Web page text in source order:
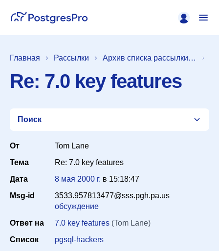
Главная Рассылки Архив списка рассылки [pgsql-hackers]
Re: 7.0 key features
Поиск
Период
От
Tom Lane
Тема
Re: 7.0 key features
Дата
8 мая 2000 г. в 15:18:47
Msg-id
3533.957813477@sss.pgh.pa.us
обсуждение
Ответ на
7.0 key features (Tom Lane)
Список
pgsql-hackers